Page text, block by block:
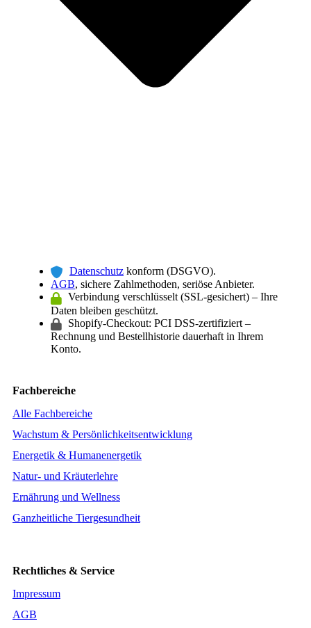
Datenschutz konform (DSGVO).
AGB, sichere Zahlmethoden, seriöse Anbieter.
Verbindung verschlüsselt (SSL-gesichert) – Ihre
Daten bleiben geschützt.
Shopify-Checkout: PCI DSS-zertifiziert –
Rechnung und Bestellhistorie dauerhaft in Ihrem
Konto.
Fachbereiche
Alle Fachbereiche
Wachstum & Persönlichkeitsentwicklung
Energetik & Humanenergetik
Natur- und Kräuterlehre
Ernährung und Wellness
Ganzheitliche Tiergesundheit
Rechtliches & Service
Impressum
AGB